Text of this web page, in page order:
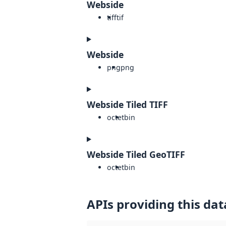
Webside
tifftif
Webside
pngpng
Webside Tiled TIFF
octetbin
Webside Tiled GeoTIFF
octetbin
APIs providing this